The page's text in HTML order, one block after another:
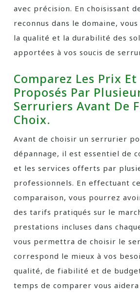
avec précision. En choisissant
reconnus dans le domaine,
la qualité et la durabilité des
apportées à vos soucis de
Comparez Les Prix
Proposés Par
Serruriers Avant De
Choix.
Avant de choisir un serrurier
dépannage, il est essentiel de
et les services offerts par
professionnels. En effectuant
comparaison, vous pourrez
des tarifs pratiqués sur le
prestations incluses dans
vous permettra de choisir le
correspond le mieux à vos
qualité, de fiabilité et de
temps de comparer vous